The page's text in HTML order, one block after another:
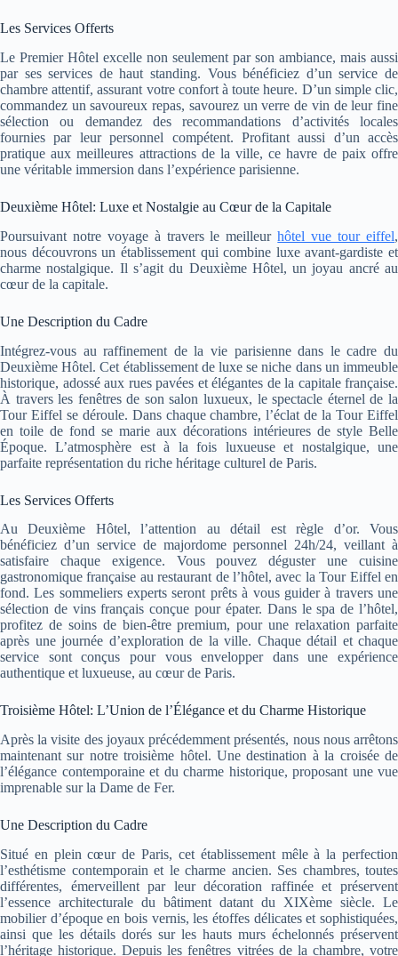
Les Services Offerts
Le Premier Hôtel excelle non seulement par son ambiance, mais aussi
par ses services de haut standing. Vous bénéficiez d’un service de
chambre attentif, assurant votre confort à toute heure. D’un simple clic,
commandez un savoureux repas, savourez un verre de vin de leur fine
sélection ou demandez des recommandations d’activités locales
fournies par leur personnel compétent. Profitant aussi d’un accès
pratique aux meilleures attractions de la ville, ce havre de paix offre
une véritable immersion dans l’expérience parisienne.
Deuxième Hôtel: Luxe et Nostalgie au Cœur de la Capitale
Poursuivant notre voyage à travers le meilleurhôtel vue tour eiffel,
nous découvrons un établissement qui combine luxe avant-gardiste et
charme nostalgique. Il s’agit du Deuxième Hôtel, un joyau ancré au
cœur de la capitale.
Une Description du Cadre
Intégrez-vous au raffinement de la vie parisienne dans le cadre du
Deuxième Hôtel. Cet établissement de luxe se niche dans un immeuble
historique, adossé aux rues pavées et élégantes de la capitale française.
À travers les fenêtres de son salon luxueux, le spectacle éternel de la
Tour Eiffel se déroule. Dans chaque chambre, l’éclat de la Tour Eiffel
en toile de fond se marie aux décorations intérieures de style Belle
Époque. L’atmosphère est à la fois luxueuse et nostalgique, une
parfaite représentation du riche héritage culturel de Paris.
Les Services Offerts
Au Deuxième Hôtel, l’attention au détail est règle d’or. Vous
bénéficiez d’un service de majordome personnel 24h/24, veillant à
satisfaire chaque exigence. Vous pouvez déguster une cuisine
gastronomique française au restaurant de l’hôtel, avec la Tour Eiffel en
fond. Les sommeliers experts seront prêts à vous guider à travers une
sélection de vins français conçue pour épater. Dans le spa de l’hôtel,
profitez de soins de bien-être premium, pour une relaxation parfaite
après une journée d’exploration de la ville. Chaque détail et chaque
service sont conçus pour vous envelopper dans une expérience
authentique et luxueuse, au cœur de Paris.
Troisième Hôtel: L’Union de l’Élégance et du Charme Historique
Après la visite des joyaux précédemment présentés, nous nous arrêtons
maintenant sur notre troisième hôtel. Une destination à la croisée de
l’élégance contemporaine et du charme historique, proposant une vue
imprenable sur la Dame de Fer.
Une Description du Cadre
Situé en plein cœur de Paris, cet établissement mêle à la perfection
l’esthétisme contemporain et le charme ancien. Ses chambres, toutes
différentes, émerveillent par leur décoration raffinée et préservent
l’essence architecturale du bâtiment datant du XIXème siècle. Le
mobilier d’époque en bois vernis, les étoffes délicates et sophistiquées,
ainsi que les détails dorés sur les hauts murs échelonnés préservent
l’héritage historique. Depuis les fenêtres vitrées de la chambre, votre